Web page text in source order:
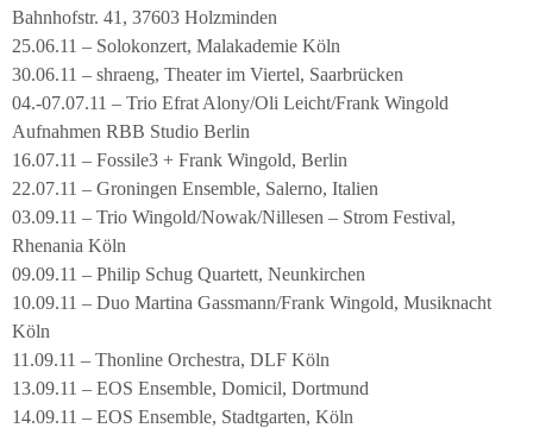
Bahnhofstr. 41, 37603 Holzminden
25.06.11 – Solokonzert, Malakademie Köln
30.06.11 – shraeng, Theater im Viertel, Saarbrücken
04.-07.07.11 – Trio Efrat Alony/Oli Leicht/Frank Wingold
Aufnahmen RBB Studio Berlin
16.07.11 – Fossile3 + Frank Wingold, Berlin
22.07.11 – Groningen Ensemble, Salerno, Italien
03.09.11 – Trio Wingold/Nowak/Nillesen – Strom Festival,
Rhenania Köln
09.09.11 – Philip Schug Quartett, Neunkirchen
10.09.11 – Duo Martina Gassmann/Frank Wingold, Musiknacht
Köln
11.09.11 – Thonline Orchestra, DLF Köln
13.09.11 – EOS Ensemble, Domicil, Dortmund
14.09.11 – EOS Ensemble, Stadtgarten, Köln